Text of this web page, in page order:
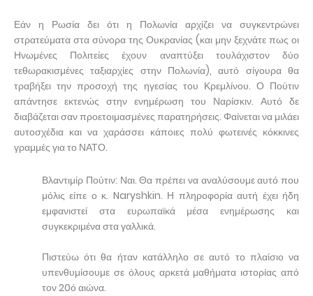
Εάν η Ρωσία δει ότι η Πολωνία αρχίζει να συγκεντρώνει
στρατεύματα στα σύνορα της Ουκρανίας (και μην ξεχνάτε πως οι
Ηνωμένες Πολιτείες έχουν αναπτύξει τουλάχιστον δύο
τεθωρακισμένες ταξιαρχίες στην Πολωνία), αυτό σίγουρα θα
τραβήξει την προσοχή της ηγεσίας του Κρεμλίνου. Ο Πούτιν
απάντησε εκτενώς στην ενημέρωση του Ναρίσκιν. Αυτό δε
διαβάζεται σαν προετοιμασμένες παρατηρήσεις. Φαίνεται να μιλάει
αυτοσχέδια και να χαράσσει κάποιες πολύ φωτεινές κόκκινες
γραμμές για το ΝΑΤΟ.
Βλαντιμίρ Πούτιν: Ναι. Θα πρέπει να αναλύσουμε αυτό που
μόλις είπε ο κ. Naryshkin. Η πληροφορία αυτή έχει ήδη
εμφανιστεί στα ευρωπαϊκά μέσα ενημέρωσης και
συγκεκριμένα στα γαλλικά.
Πιστεύω ότι θα ήταν κατάλληλο σε αυτό το πλαίσιο να
υπενθυμίσουμε σε όλους αρκετά μαθήματα ιστορίας από
τον 20ό αιώνα.